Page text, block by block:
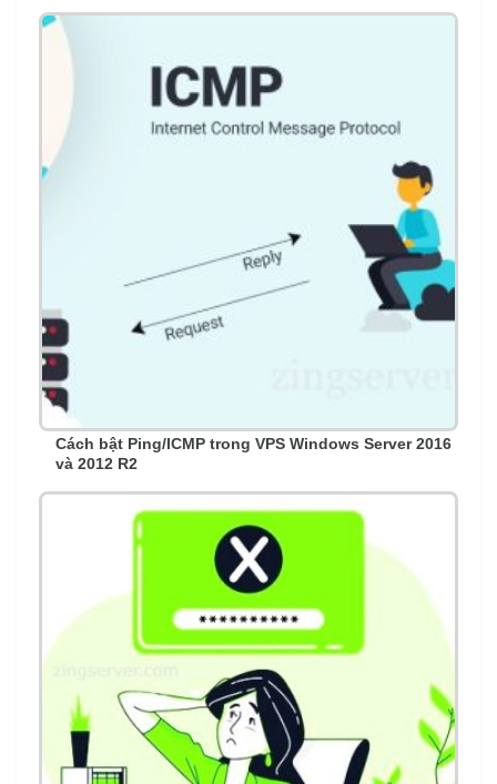
Cách bật Ping/ICMP trong VPS Windows Server 2016
và 2012 R2